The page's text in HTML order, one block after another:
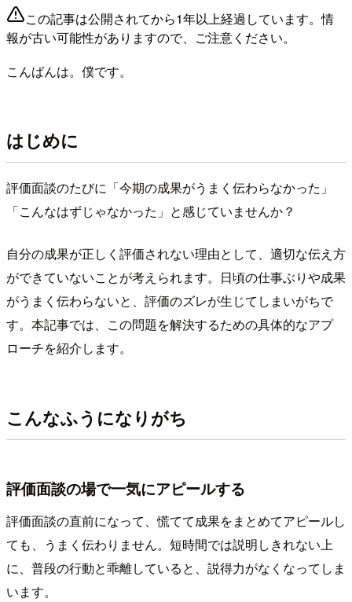
この記事は公開されてから1年以上経過しています。情
報が古い可能性がありますので、ご注意ください。
こんばんは。僕です。
はじめに
評価面談のたびに「今期の成果がうまく伝わらなかった」
「こんなはずじゃなかった」と感じていませんか？
自分の成果が正しく評価されない理由として、適切な伝え方
ができていないことが考えられます。日頃の仕事ぶりや成果
がうまく伝わらないと、評価のズレが生じてしまいがちで
す。本記事では、この問題を解決するための具体的なアプ
ローチを紹介します。
こんなふうになりがち
評価面談の場で一気にアピールする
評価面談の直前になって、慌てて成果をまとめてアピールし
ても、うまく伝わりません。短時間では説明しきれない上
に、普段の行動と乖離していると、説得力がなくなってしま
います。